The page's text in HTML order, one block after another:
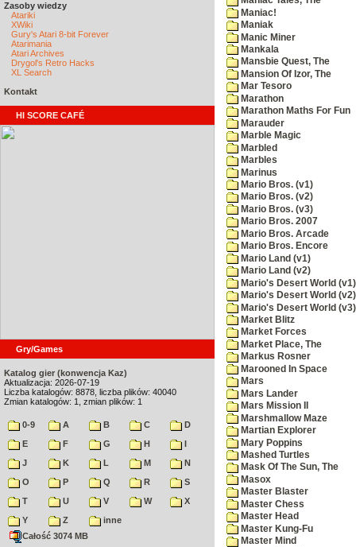
Zasoby wiedzy
Atariki
XWiki
Gury's Atari 8-bit Forever
Atarimania
Atari Archives
Drygol's Retro Hacks
XL Search
Kontakt
HI SCORE CAFÉ
Gry/Games
Katalog gier (konwencja Kaz)
Aktualizacja: 2026-07-19
Liczba katalogów: 8878, liczba plików: 40040
Zmian katalogów: 1, zmian plików: 1
0-9 A B C
D
E
F G H
I
J
K L M
N
O
P Q R
S
T
U V W
X
Y
Z
inne
Całość 3074 MB
Maniac!
Maniak
Manic Miner
Mankala
Mansbie Quest, The
Mansion Of Izor, The
Mar Tesoro
Marathon
Marathon Maths For Fun
Marauder
Marble Magic
Marbled
Marbles
Marinus
Mario Bros. (v1)
Mario Bros. (v2)
Mario Bros. (v3)
Mario Bros. 2007
Mario Bros. Arcade
Mario Bros. Encore
Mario Land (v1)
Mario Land (v2)
Mario's Desert World (v1)
Mario's Desert World (v2)
Mario's Desert World (v3)
Market Blitz
Market Forces
Market Place, The
Markus Rosner
Marooned In Space
Mars
Mars Lander
Mars Mission II
Marshmallow Maze
Martian Explorer
Mary Poppins
Mashed Turtles
Mask Of The Sun, The
Masox
Master Blaster
Master Chess
Master Head
Master Kung-Fu
Master Mind